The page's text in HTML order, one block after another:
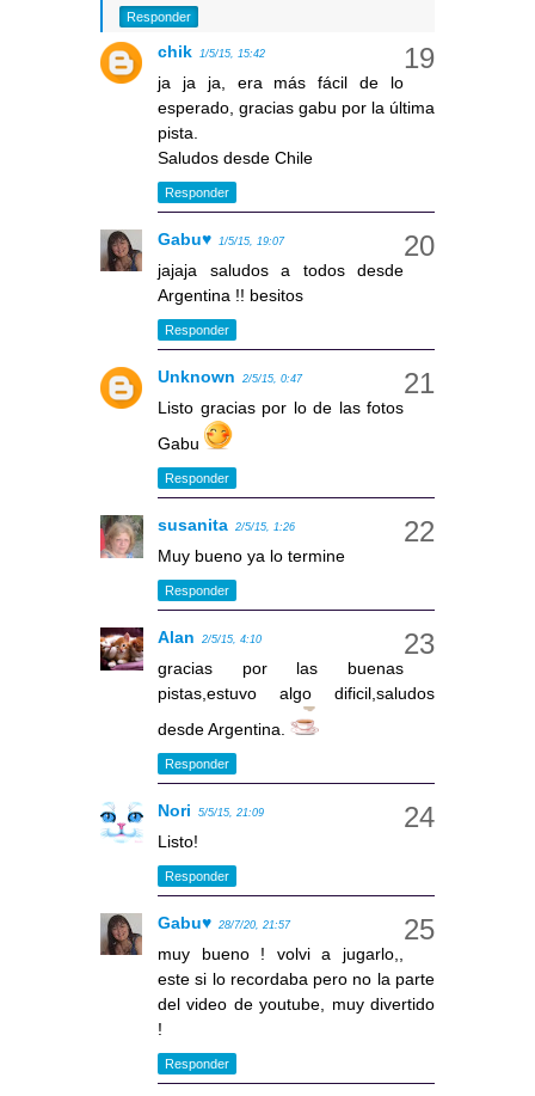
Responder
chik 1/5/15, 15:42
ja ja ja, era más fácil de lo
esperado, gracias gabu por la última
pista.
Saludos desde Chile
Responder
Gabu♥ 1/5/15, 19:07
jajaja saludos a todos desde
Argentina !! besitos
Responder
Unknown 2/5/15, 0:47
Listo gracias por lo de las fotos
Gabu
Responder
susanita 2/5/15, 1:26
Muy bueno ya lo termine
Responder
Alan 2/5/15, 4:10
gracias por las buenas
pistas,estuvo algo dificil,saludos
desde Argentina.
Responder
Nori 5/5/15, 21:09
Listo!
Responder
Gabu♥ 28/7/20, 21:57
muy bueno ! volvi a jugarlo,,
este si lo recordaba pero no la parte
del video de youtube, muy divertido
!
Responder